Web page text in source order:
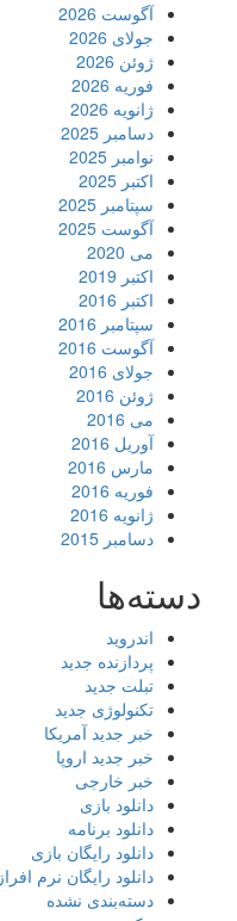
آگوست 2026
جولای 2026
ژوئن 2026
فوریه 2026
ژانویه 2026
دسامبر 2025
نوامبر 2025
اکتبر 2025
سپتامبر 2025
آگوست 2025
می 2020
اکتبر 2019
اکتبر 2016
سپتامبر 2016
آگوست 2016
جولای 2016
ژوئن 2016
می 2016
آوریل 2016
مارس 2016
فوریه 2016
ژانویه 2016
دسامبر 2015
دسته‌ها
اندروید
پردازنده جدید
تبلت جدید
تکنولوژی جدید
خبر جدید آمریکا
خبر جدید اروپا
خبر خارجی
دانلود بازی
دانلود برنامه
دانلود رایگان بازی
دانلود رایگان نرم افراز
دسته‌بندی نشده